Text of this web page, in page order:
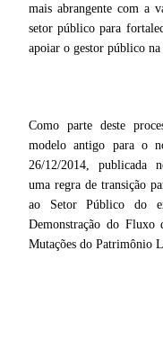
mais abrangente com a
setor público para
apoiar o gestor público na
Como parte deste
modelo antigo para o
26/12/2014, publicada
uma regra de transição
ao Setor Público do
Demonstração do Fluxo
Mutações do Patrimônio